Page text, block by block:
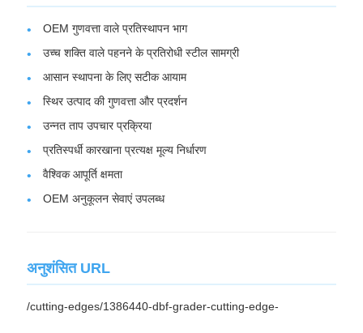
OEM गुणवत्ता वाले प्रतिस्थापन भाग
उच्च शक्ति वाले पहनने के प्रतिरोधी स्टील सामग्री
आसान स्थापना के लिए सटीक आयाम
स्थिर उत्पाद की गुणवत्ता और प्रदर्शन
उन्नत ताप उपचार प्रक्रिया
प्रतिस्पर्धी कारखाना प्रत्यक्ष मूल्य निर्धारण
वैश्विक आपूर्ति क्षमता
OEM अनुकूलन सेवाएं उपलब्ध
अनुशंसित URL
/cutting-edges/1386440-dbf-grader-cutting-edge-